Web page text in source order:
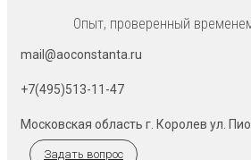
Опыт, проверенный
mail@aoconstanta.ru
+7(495)513-11-47
Московская область г. Королев ул.
Задать вопрос